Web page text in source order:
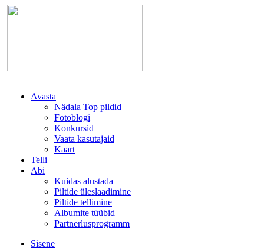
Avasta
Nädala Top pildid
Fotoblogi
Konkursid
Vaata kasutajaid
Kaart
Telli
Abi
Kuidas alustada
Piltide üleslaadimine
Piltide tellimine
Albumite tüübid
Partnerlusprogramm
Sisene